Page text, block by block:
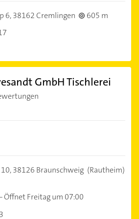
6,38162 Cremlingen
605 m
GmbH Tischlerei
38126 Braunschweig (Rautheim)
Öffnet Freitag um 07:00